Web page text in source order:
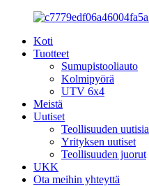
Koti
Tuotteet
Sumupistooliauto
Kolmipyörä
UTV 6x4
Meistä
Uutiset
Teollisuuden uutisia
Yrityksen uutiset
Teollisuuden juorut
UKK
Ota meihin yhteyttä